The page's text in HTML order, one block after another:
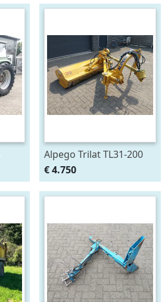
Alpego Trilat TL31-200
AM Verstek
Klepelmaaier
€ 4.750